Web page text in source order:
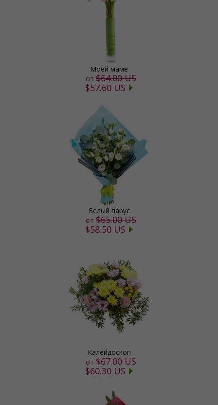
Моей маме
от $64.00 US
$57.60 US
Белый парус
от $65.00 US
$58.50 US
Калейдоскоп
от $67.00 US
$60.30 US